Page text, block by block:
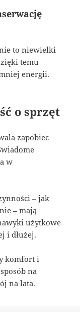
to niewielki
temu
energii.
o sprzęt
zapobiec
w
– jak
– mają
użytkowe
i dłużej.
komfort i
na
na lata.